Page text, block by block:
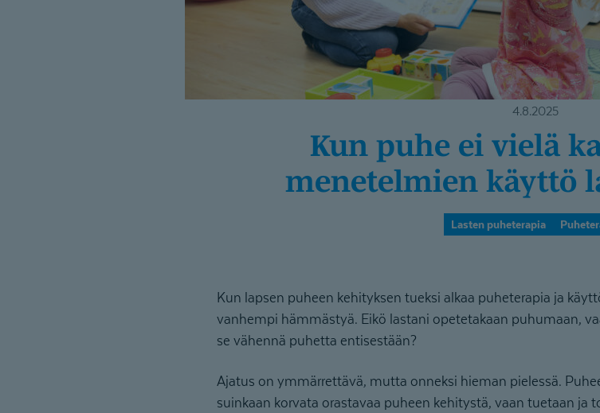
4.8.2025
Kun puhe ei vielä kanna – AAC-
menetelmien käyttö
Lasten puheterapia
Kun lapsen puheen kehityksen tueksi alkaa puheterapia ja
vanhempi hämmästyä. Eikö lastani opetetakaan puhumaan,
se vähennä puhetta entisestään?
Ajatus on ymmärrettävä, mutta onneksi hieman pielessä.
suinkaan korvata orastavaa puheen kehitystä, vaan tuetaan ja